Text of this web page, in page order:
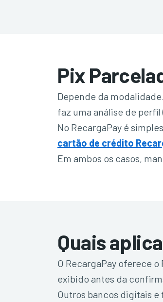
Pix
Depende da
faz uma análise de
No RecargaPay é
cartão de crédito
Em ambos os casos,
Quais
O RecargaPay oferece
exibido antes da
Outros bancos digitais